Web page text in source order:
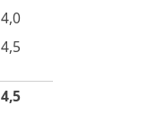
4,0
4,5
4,5